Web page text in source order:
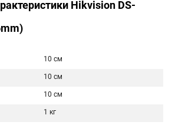
Hikvision DS-
10 см
10 см
10 см
1 кг